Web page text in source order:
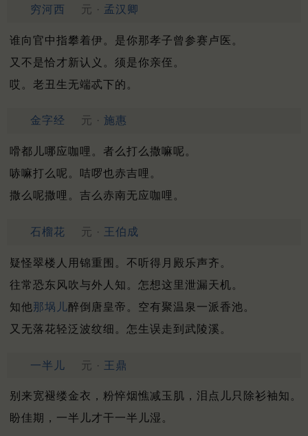
穷河西 元 · 孟汉卿
谁向官中指攀着伊。是你那孝子曾参赛卢医。
又不是恰才新认义。须是你亲侄。
哎。老丑生无端忒下的。
金字经 元 · 施惠
嗗都儿哪应咖哩。者么打么撒嘛呢。
哧嘛打么呢。咭啰也赤吉哩。
撒么呢撒哩。吉么赤南无应咖哩。
石榴花 元 · 王伯成
疑怪翠楼人用锦重围。不听得月殿乐声齐。
往常恐东风吹与外人知。怎想这里泄漏天机。
知他那埚儿醉倒唐皇帝。空有聚温泉一派香池。
又无落花轻泛波纹细。怎生误走到武陵溪。
一半儿 元 · 王鼎
别来宽褪缕金衣，粉悴烟憔减玉肌，泪点儿只除衫袖知。
盼佳期，一半儿才干一半儿湿。